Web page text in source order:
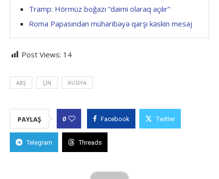
Tramp: Hörmüz boğazı “daimi olaraq açılır”
Roma Papasından müharibəyə qarşı kəskin mesaj
Post Views: 14
ABŞ ÇIN RUSIYA
PAYLAŞ 0 Facebook Twitter
Telegram Threads